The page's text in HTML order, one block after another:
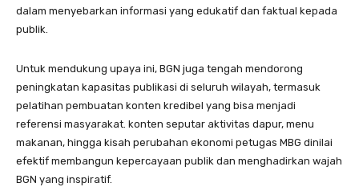
dalam menyebarkan informasi yang edukatif dan faktual kepada
publik.
Untuk mendukung upaya ini, BGN juga tengah mendorong
peningkatan kapasitas publikasi di seluruh wilayah, termasuk
pelatihan pembuatan konten kredibel yang bisa menjadi
referensi masyarakat. konten seputar aktivitas dapur, menu
makanan, hingga kisah perubahan ekonomi petugas MBG dinilai
efektif membangun kepercayaan publik dan menghadirkan wajah
BGN yang inspiratif.